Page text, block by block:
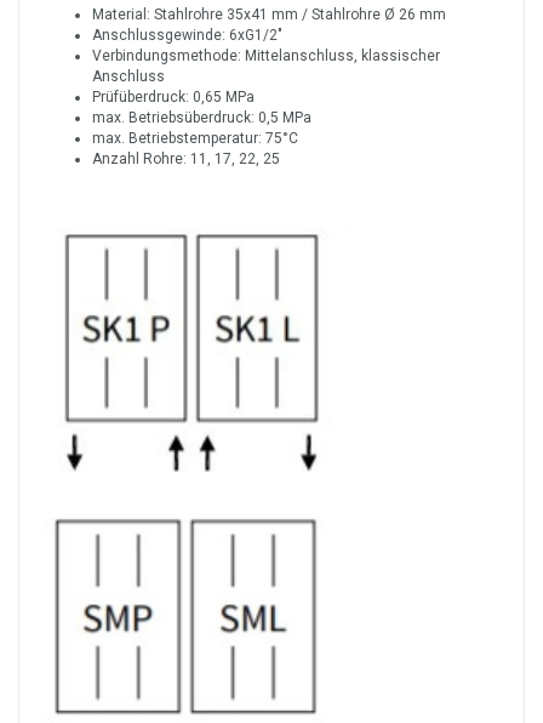
Material: Stahlrohre 35x41 mm / Stahlrohre Ø 26 mm
Anschlussgewinde: 6xG1/2"
Verbindungsmethode: Mittelanschluss, klassischer
Anschluss
Prüfüberdruck: 0,65 MPa
max. Betriebsüberdruck: 0,5 MPa
max. Betriebstemperatur: 75°C
Anzahl Rohre: 11, 17, 22, 25